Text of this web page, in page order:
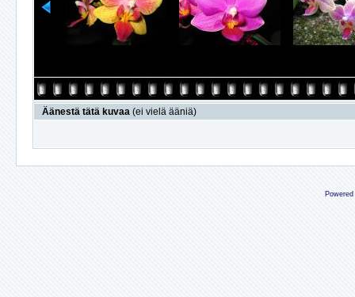
Äänestä tätä kuvaa (ei vielä ääniä)